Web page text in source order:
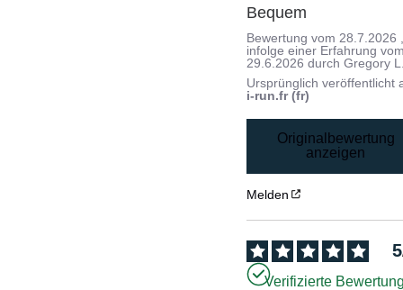
Bequem
Bewertung vom 28.7.2026
infolge einer Erfahrung
29.6.2026 durchGregory
Ursprünglich veröffentlicht
i-run.fr (fr)
Originalbewertung
anzeigen
Melden
5
Verifizierte